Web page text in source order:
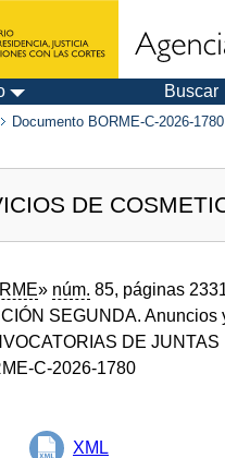
Buscar
Documento BORME-C-2026-1780
DE
» núm. 85, páginas
SEGUNDA. Anuncios
DE JUNTAS
C-2026-1780
XML